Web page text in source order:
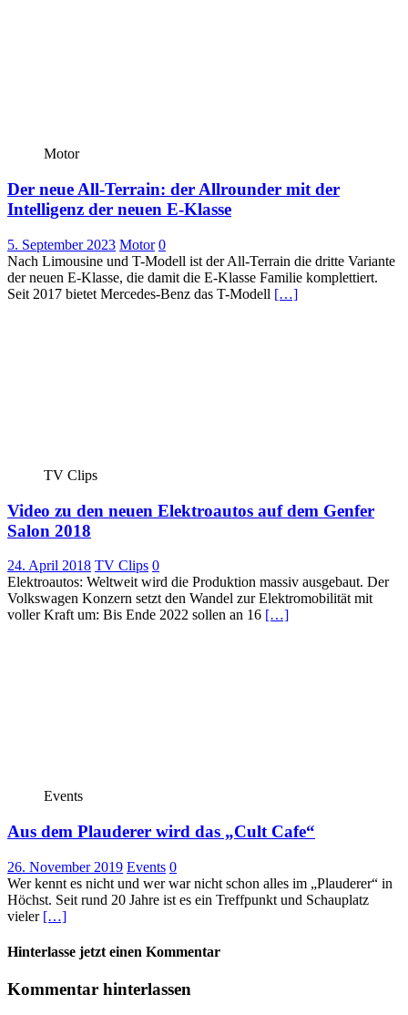
Motor
Der neue All-Terrain: der Allrounder mit der
Intelligenz der neuen E-Klasse
5. September 2023 Motor 0
Nach Limousine und T-Modell ist der All-Terrain die dritte Variante
der neuen E-Klasse, die damit die E-Klasse Familie komplettiert.
Seit 2017 bietet Mercedes-Benz das T-Modell […]
TV Clips
Video zu den neuen Elektroautos auf dem Genfer
Salon 2018
24. April 2018 TV Clips 0
Elektroautos: Weltweit wird die Produktion massiv ausgebaut. Der
Volkswagen Konzern setzt den Wandel zur Elektromobilität mit
voller Kraft um: Bis Ende 2022 sollen an 16 […]
Events
Aus dem Plauderer wird das „Cult Cafe“
26. November 2019 Events 0
Wer kennt es nicht und wer war nicht schon alles im „Plauderer“ in
Höchst. Seit rund 20 Jahre ist es ein Treffpunkt und Schauplatz
vieler […]
Hinterlasse jetzt einen Kommentar
Kommentar hinterlassen